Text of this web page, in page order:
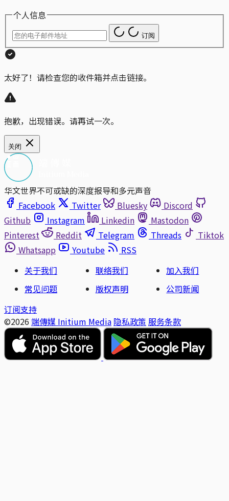
个人信息
订阅
太好了！请检查您的收件箱并点击链接。
抱歉，出现错误。请再试一次。
关闭
华文世界不可或缺的深度报导和多元声音
Facebook
Twitter Bluesky
Discord
Github
Instagram Linkedin
Mastodon
Pinterest
Reddit Telegram Threads
Tiktok
Whatsapp
Youtube
RSS
关于我们
联络我们
加入我们
常见问题
版权声明
公司新闻
订阅支持
©2026 端傳媒 Initium Media 隐私政策 服务条款